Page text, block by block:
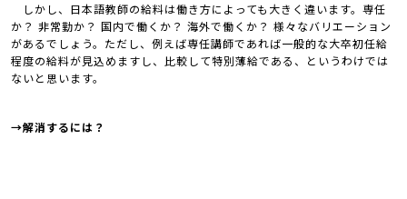
しかし、日本語教師の給料は働き方によっても大きく違います。専任
か？ 非常勤か？ 国内で働くか？ 海外で働くか？ 様々なバリエーション
があるでしょう。ただし、例えば専任講師であれば一般的な大卒初任給
程度の給料が見込めますし、比較して特別薄給である、というわけでは
ないと思います。
→解消するには？